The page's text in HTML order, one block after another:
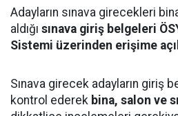
Adayların sınava girecekleri
aldığı sınava giriş belgeleri
Sistemi üzerinden erişime
Sınava girecek adayların giriş
kontrol ederek bina, salon ve